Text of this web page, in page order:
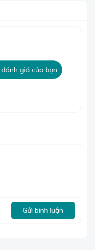
hoa của nước Việt
sử dụng chất liệu
đánh giá của bạn
Gửi bình luận